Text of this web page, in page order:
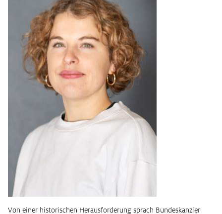
Von einer historischen Herausforderung sprach Bundeskanzler